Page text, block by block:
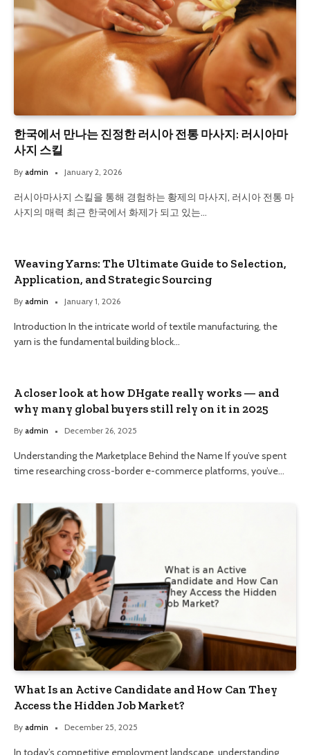
한국에서 만나는 진정한 러시아 전통 마사지: 러시아마
사지 스킬
By admin January 2, 2026
러시아마사지 스킬을 통해 경험하는 황제의 마사지, 러시아 전통 마
사지의 매력 최근 한국에서 화제가 되고 있는…
Weaving Yarns: The Ultimate Guide to Selection,
Application, and Strategic Sourcing
By admin January 1, 2026
Introduction In the intricate world of textile manufacturing, the
yarn is the fundamental building block…
A closer look at how DHgate really works — and
why many global buyers still rely on it in 2025
By admin December 26, 2025
Understanding the Marketplace Behind the Name If you’ve spent
time researching cross-border e-commerce platforms, you’ve…
What Is an Active Candidate and How Can They
Access the Hidden Job Market?
By admin December 25, 2025
In today’s competitive employment landscape, understanding